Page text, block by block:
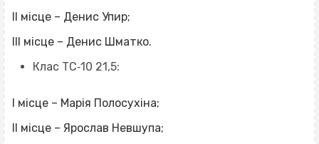
ІІ місце – Денис Упир;
ІІІ місце – Денис Шматко.
Клас ТС‐10 21,5:
І місце – Марія Полосухіна;
ІІ місце – Ярослав Невшупа;